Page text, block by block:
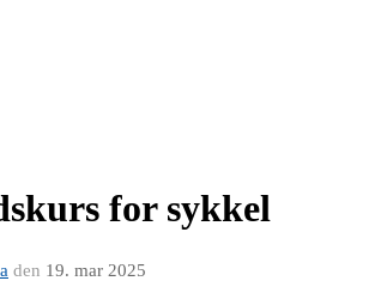
for sykkel
den 19. mar 2025